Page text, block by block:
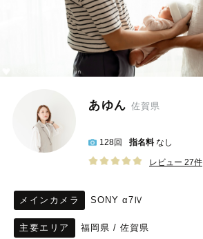
あゆん 佐賀県
128回 指名料 なし
レビュー 27件
メインカメラ SONY α7Ⅳ
主要エリア 福岡県 / 佐賀県